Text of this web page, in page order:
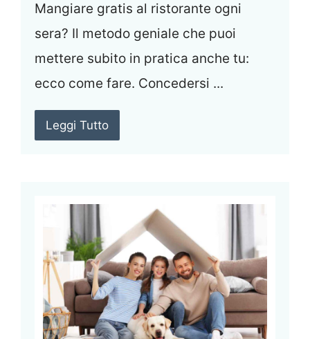
Mangiare gratis al ristorante ogni
sera? Il metodo geniale che puoi
mettere subito in pratica anche tu:
ecco come fare. Concedersi ...
Leggi Tutto